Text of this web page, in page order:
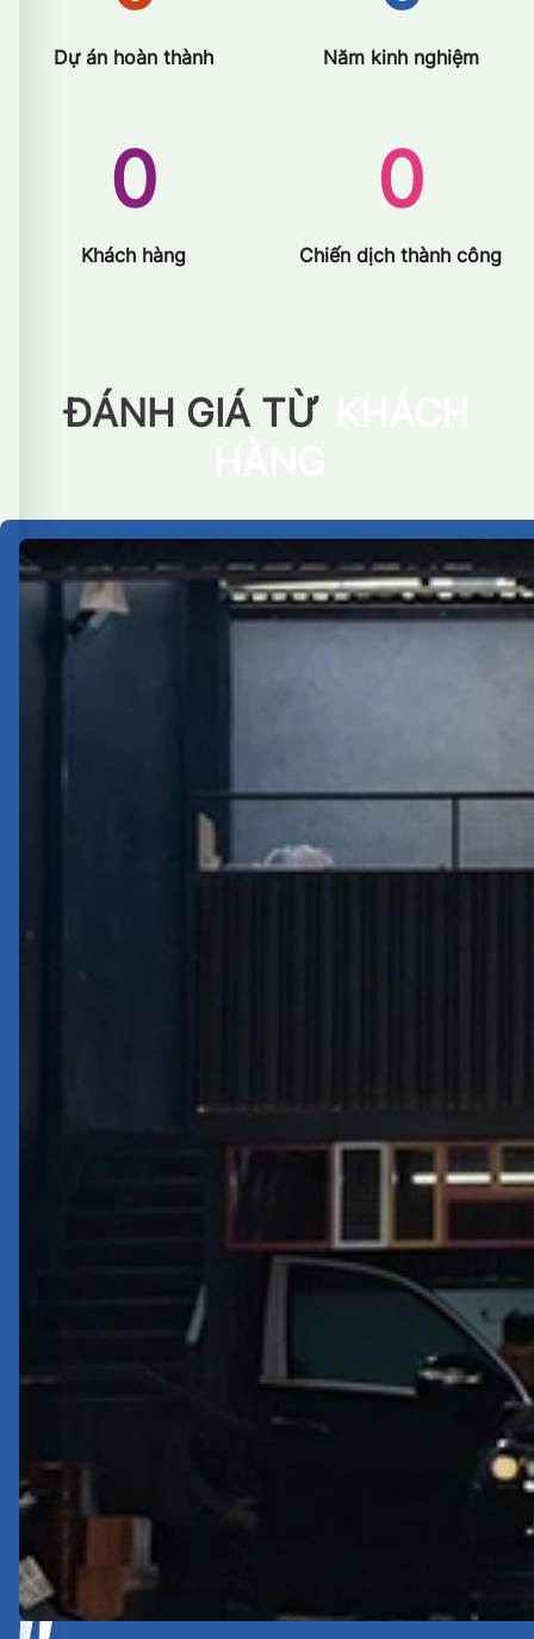
Dự án hoàn thành Năm kinh nghiệm
0
Khách hàng
0
Chiến dịch thành công
ĐÁNH GIÁ TỪ